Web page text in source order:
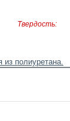
Твердость: